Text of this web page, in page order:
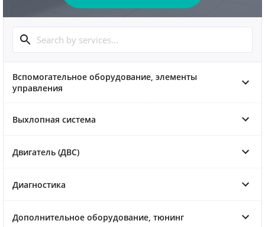
Вспомогательное оборудование, элементы
управления
Выхлопная система
Двигатель (ДВС)
Диагностика
Дополнительное оборудование, тюнинг